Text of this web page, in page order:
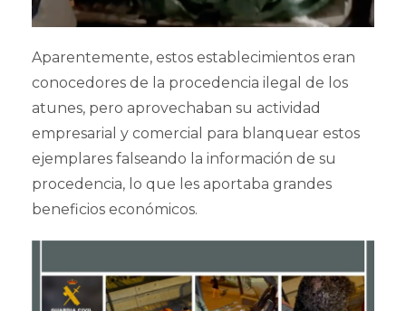
Aparentemente, estos establecimientos eran
conocedores de la procedencia ilegal de los
atunes, pero aprovechaban su actividad
empresarial y comercial para blanquear estos
ejemplares falseando la información de su
procedencia, lo que les aportaba grandes
beneficios económicos.